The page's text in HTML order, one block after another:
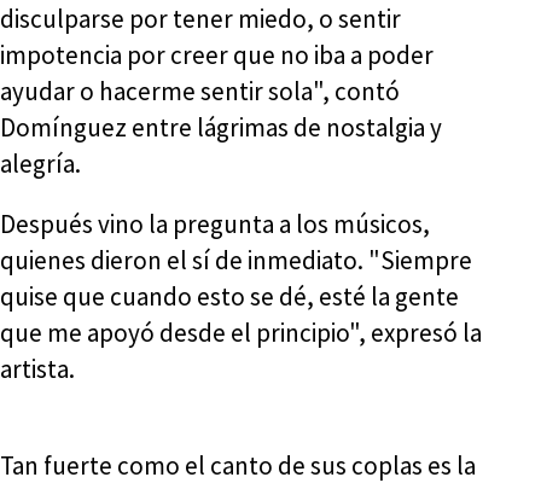
disculparse por tener miedo, o sentir
impotencia por creer que no iba a poder
ayudar o hacerme sentir sola", contó
Domínguez entre lágrimas de nostalgia y
alegría.
Después vino la pregunta a los músicos,
quienes dieron el sí de inmediato. "Siempre
quise que cuando esto se dé, esté la gente
que me apoyó desde el principio", expresó la
artista.
Tan fuerte como el canto de sus coplas es la